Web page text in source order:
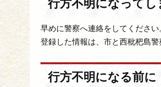
行方不明になってし
早めに警察へ連絡をしてください
登録した情報は、市と西枇杷島
行方不明になる前に